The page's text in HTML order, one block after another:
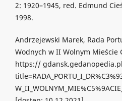
2: 1920–1945, red. Edmund
1998.
Andrzejewski Marek, Rada
Wodnych w II Wolnym Mieście
https://